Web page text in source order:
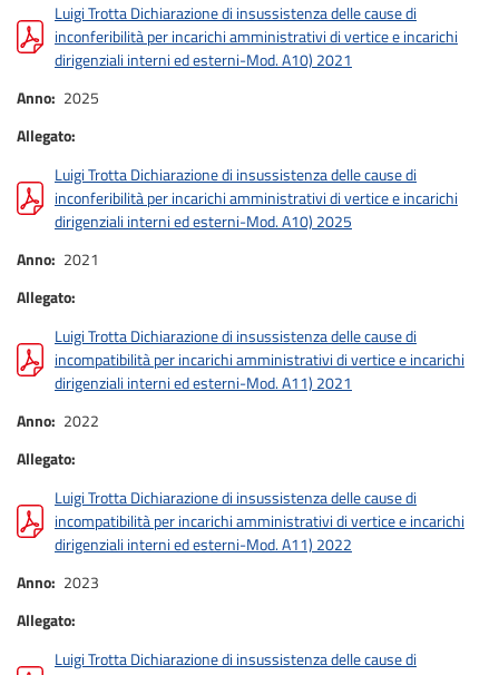
Luigi Trotta Dichiarazione di insussistenza delle cause di
inconferibilità per incarichi amministrativi di vertice e incarichi
dirigenziali interni ed esterni-Mod. A10) 2021
Anno 2025
Allegato
Luigi Trotta Dichiarazione di insussistenza delle cause di
inconferibilità per incarichi amministrativi di vertice e incarichi
dirigenziali interni ed esterni-Mod. A10) 2025
Anno 2021
Allegato
Luigi Trotta Dichiarazione di insussistenza delle cause di
incompatibilità per incarichi amministrativi di vertice e incarichi
dirigenziali interni ed esterni-Mod. A11) 2021
Anno 2022
Allegato
Luigi Trotta Dichiarazione di insussistenza delle cause di
incompatibilità per incarichi amministrativi di vertice e incarichi
dirigenziali interni ed esterni-Mod. A11) 2022
Anno 2023
Allegato
Luigi Trotta Dichiarazione di insussistenza delle cause di